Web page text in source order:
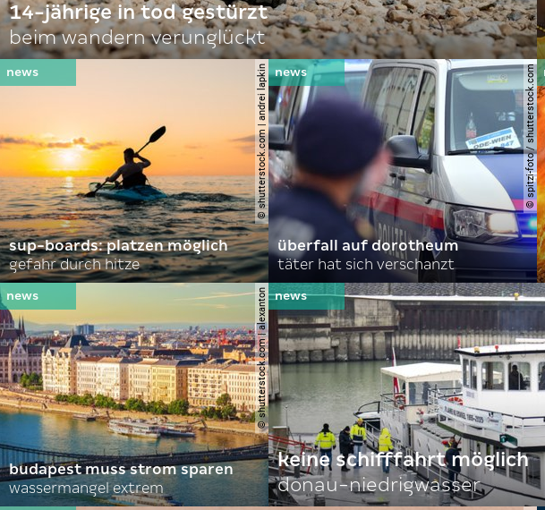
14-jährige in tod gestürzt
beim wandern verunglückt
© shutterstock.com | andrei lapkin
sup-boards: platzen möglich
gefahr durch hitze
© spitzi-foto / shutterstock.com
überfall auf dorotheum
täter hat sich verschanzt
© shutterstock.com | alexanton
budapest muss strom sparen
wassermangel extrem
keine schifffahrt möglich
donau-niedrigwasser